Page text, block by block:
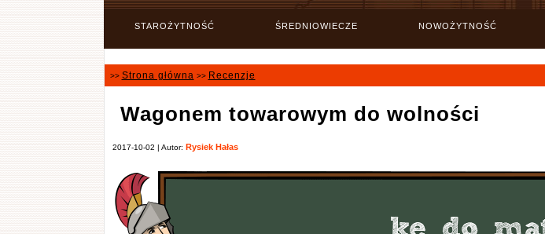
STAROŻYTNOŚĆ ŚREDNIOWIECZE NOWOŻYTNOŚĆ
>> Strona główna >> Recenzje
Wagonem towarowym do wolności
2017-10-02 | Autor: Rysiek Hałas